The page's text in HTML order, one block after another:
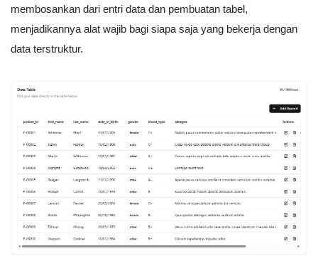
membosankan dari entri data dan pembuatan tabel,
menjadikannya alat wajib bagi siapa saja yang bekerja dengan
data terstruktur.